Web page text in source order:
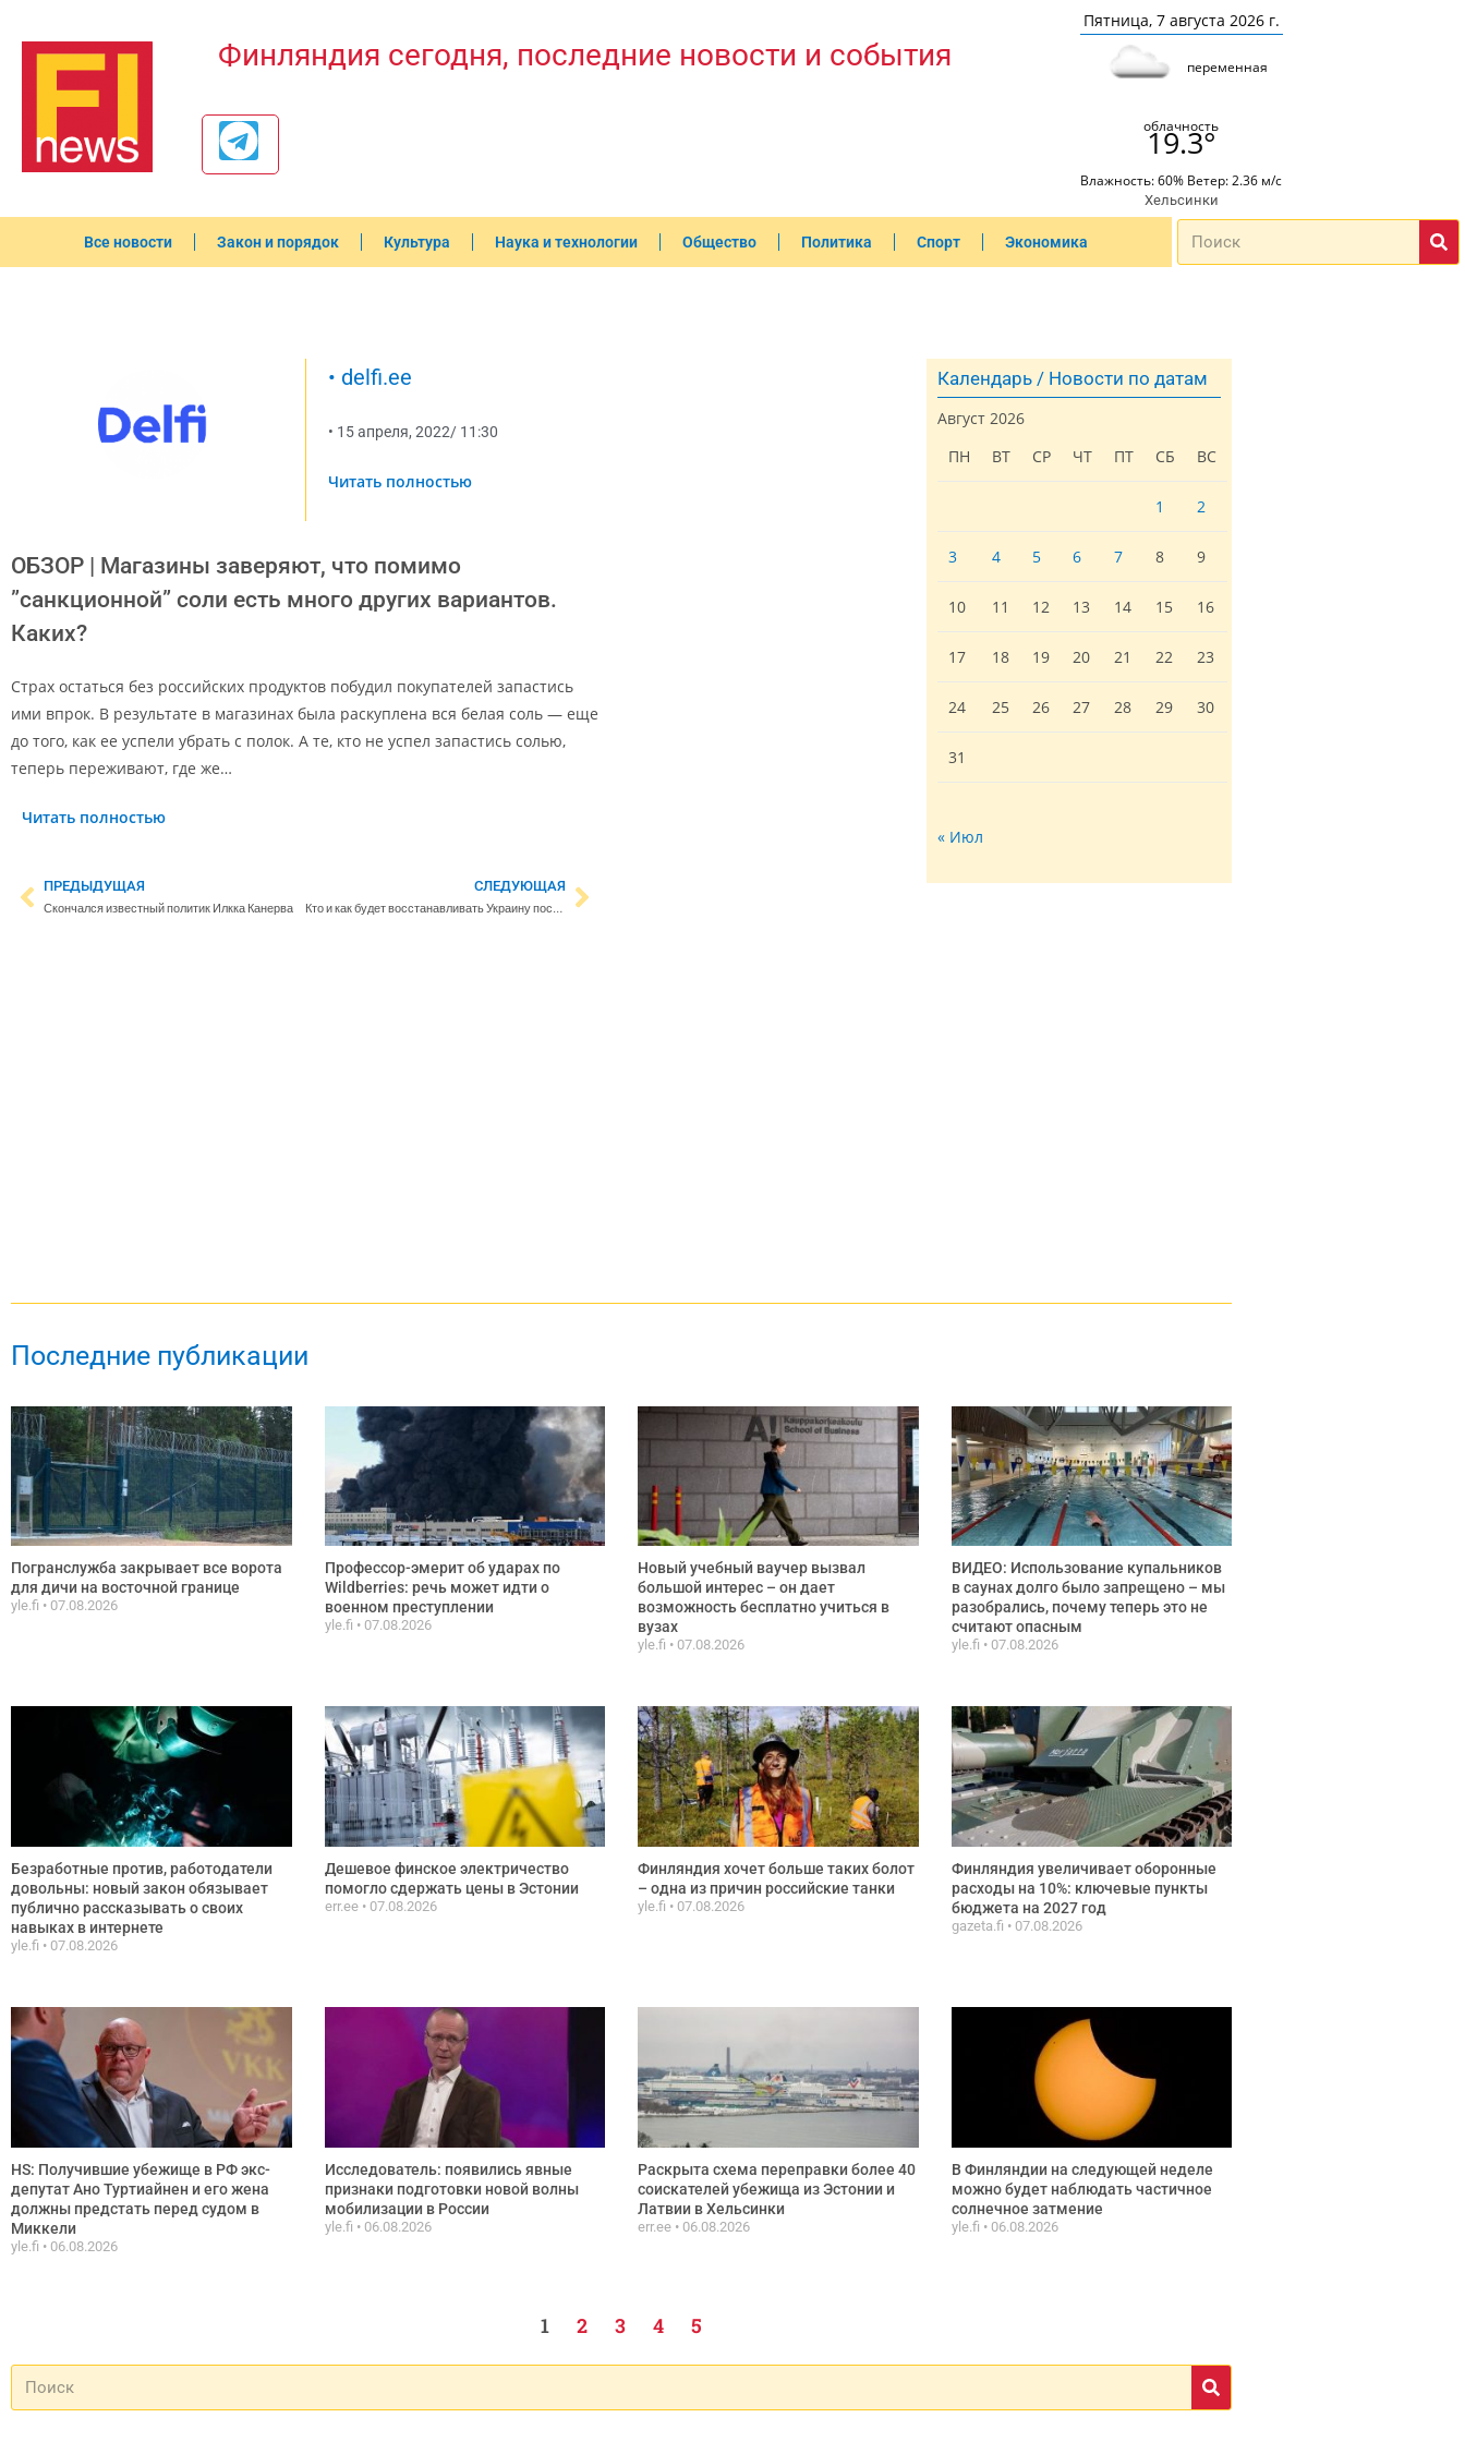
Финляндия сегодня, последние новости и события
Пятница, 7 августа 2026 г.
переменная
облачность
19.3°
Влажность: 60% Ветер: 2.36 м/с
Хельсинки
Все новости Закон и порядок Культура Наука и технологии Общество Политика Спорт Экономика
• delfi.ee
• 15 апреля, 2022/ 11:30
Читать полностью
ОБЗОР | Магазины заверяют, что помимо
”санкционной” соли есть много других вариантов.
Каких?
Страх остаться без российских продуктов побудил покупателей запастись
ими впрок. В результате в магазинах была раскуплена вся белая соль — еще
до того, как ее успели убрать с полок. А те, кто не успел запастись солью,
теперь переживают, где же…
Читать полностью
ПРЕДЫДУЩАЯ
Скончался известный политик Илкка Канерва
СЛЕДУЮЩАЯ
Кто и как будет восстанавливать Украину после войны?
Календарь / Новости по датам
Август 2026
ПН
ВТ СР ЧТ ПТ СБ ВС
1 2
3 4 5 6 7 8 9
10 11 12 13 14 15 16
17 18 19 20 21 22 23
24 25 26 27 28 29 30
31
« Июл
Последние публикации
Погранслужба закрывает все ворота
для дичи на восточной границе
yle.fi 07.08.2026
Профессор-эмерит об ударах по
Wildberries: речь может идти о
военном преступлении
yle.fi 07.08.2026
Новый учебный ваучер вызвал
большой интерес – он дает
возможность бесплатно учиться в
вузах
yle.fi 07.08.2026
ВИДЕО: Использование купальников
в саунах долго было запрещено – мы
разобрались, почему теперь это не
считают опасным
yle.fi 07.08.2026
Безработные против, работодатели
довольны: новый закон обязывает
публично рассказывать о своих
навыках в интернете
yle.fi 07.08.2026
Дешевое финское электричество
помогло сдержать цены в Эстонии
err.ee 07.08.2026
Финляндия хочет больше таких болот
– одна из причин российские танки
yle.fi 07.08.2026
Финляндия увеличивает оборонные
расходы на 10%: ключевые пункты
бюджета на 2027 год
gazeta.fi 07.08.2026
HS: Получившие убежище в РФ экс-
депутат Ано Туртиайнен и его жена
должны предстать перед судом в
Миккели
yle.fi 06.08.2026
Исследователь: появились явные
признаки подготовки новой волны
мобилизации в России
yle.fi 06.08.2026
Раскрыта схема переправки более 40
соискателей убежища из Эстонии и
Латвии в Хельсинки
err.ee 06.08.2026
В Финляндии на следующей неделе
можно будет наблюдать частичное
солнечное затмение
yle.fi 06.08.2026
1 2 3 4 5